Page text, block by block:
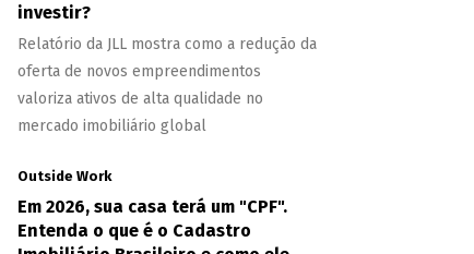
investir?
Relatório da JLL mostra como a redução da
oferta de novos empreendimentos
valoriza ativos de alta qualidade no
mercado imobiliário global
Outside Work
Em 2026, sua casa terá um "CPF".
Entenda o que é o Cadastro